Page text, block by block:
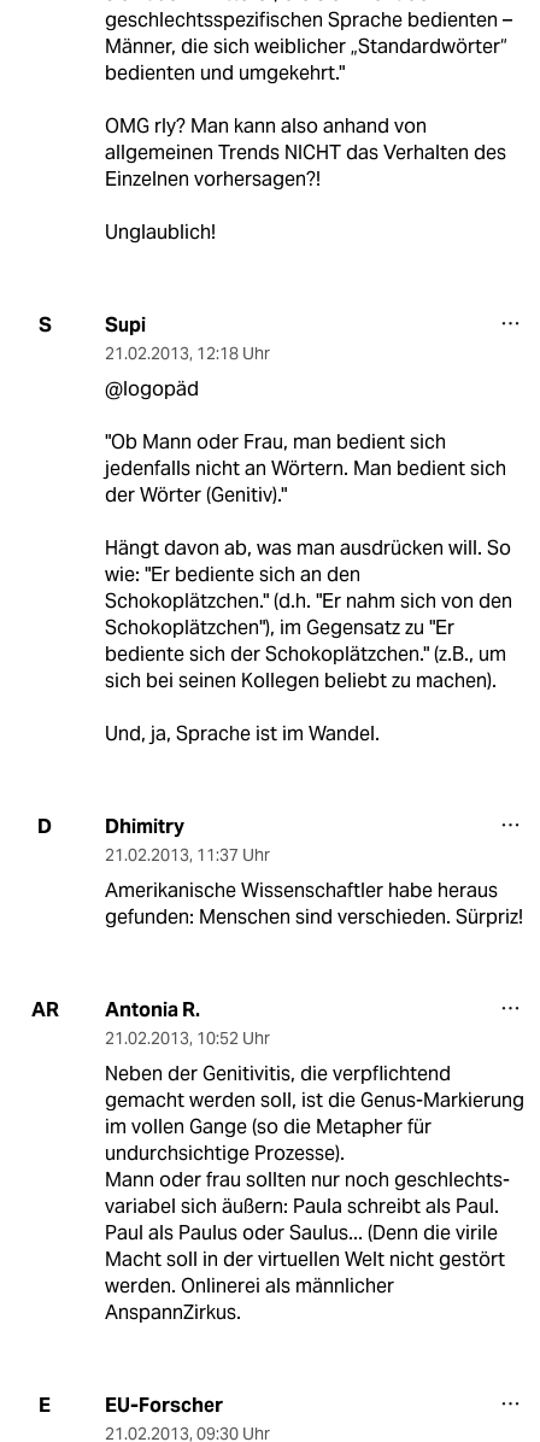
geschlechtsspezifischen Sprache bedienten –
Männer, die sich weiblicher „Standardwörter“
bedienten und umgekehrt."
OMG rly? Man kann also anhand von
allgemeinen Trends NICHT das Verhalten des
Einzelnen vorhersagen?!
Unglaublich!
S Supi
21.02.2013, 12:18 Uhr
@logopäd
"Ob Mann oder Frau, man bedient sich
jedenfalls nicht an Wörtern. Man bedient sich
der Wörter (Genitiv)."
Hängt davon ab, was man ausdrücken will. So
wie: "Er bediente sich an den
Schokoplätzchen." (d.h. "Er nahm sich von den
Schokoplätzchen"), im Gegensatz zu "Er
bediente sich der Schokoplätzchen." (z.B., um
sich bei seinen Kollegen beliebt zu machen).
Und, ja, Sprache ist im Wandel.
D Dhimitry
21.02.2013, 11:37 Uhr
Amerikanische Wissenschaftler habe heraus
gefunden: Menschen sind verschieden. Sürpriz!
AR Antonia R.
21.02.2013, 10:52 Uhr
Neben der Genitivitis, die verpflichtend
gemacht werden soll, ist die Genus-Markierung
im vollen Gange (so die Metapher für
undurchsichtige Prozesse).
Mann oder frau sollten nur noch geschlechts-
variabel sich äußern: Paula schreibt als Paul.
Paul als Paulus oder Saulus... (Denn die virile
Macht soll in der virtuellen Welt nicht gestört
werden. Onlinerei als männlicher
AnspannZirkus.
E EU-Forscher
21.02.2013, 09:30 Uhr